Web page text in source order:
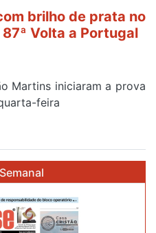
brilho de prata no
Volta a Portugal
Martins iniciaram a prova
feira